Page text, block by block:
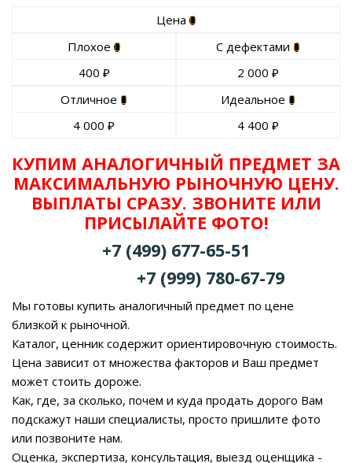
Цена
Плохое
400 ₽
С дефектами
2 000 ₽
Отличное
4 000 ₽
Идеальное
4 400 ₽
КУПИМ АНАЛОГИЧНЫЙ ПРЕДМЕТ ЗА
МАКСИМАЛЬНУЮ РЫНОЧНУЮ ЦЕНУ.
ВЫПЛАТЫ СРАЗУ. ЗВОНИТЕ ИЛИ
ПРИСЫЛАЙТЕ ФОТО!
+7 (499) 677-65-51
+7 (999) 780-67-79
Мы готовы купить аналогичный предмет по цене
близкой к рыночной.
Каталог, ценник содержит ориентировочную стоимость.
Цена зависит от множества факторов и Ваш предмет
может стоить дороже.
Как, где, за сколько, почем и куда продать дорого Вам
подскажут наши специалисты, просто пришлите фото
или позвоните нам.
Оценка, экспертиза, консультация, выезд оценщика -